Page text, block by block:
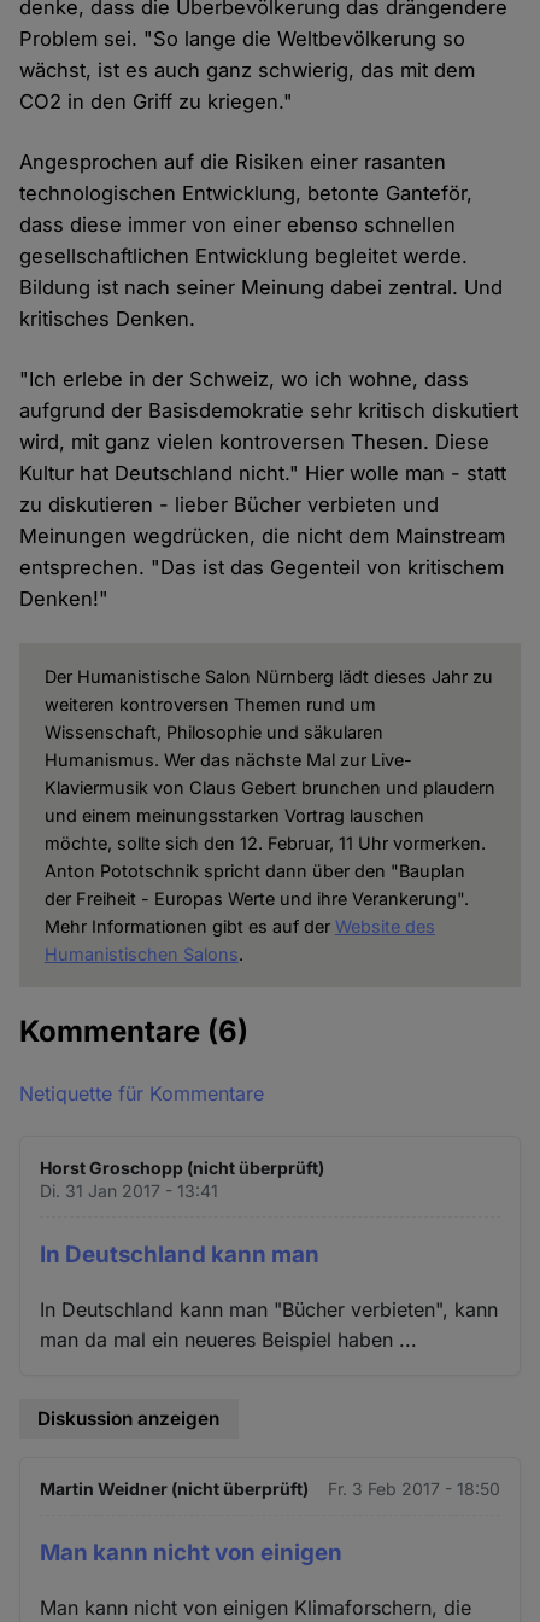
denke, dass die Überbevölkerung das drängendere
Problem sei. "So lange die Weltbevölkerung so
wächst, ist es auch ganz schwierig, das mit dem
CO2 in den Griff zu kriegen."
Angesprochen auf die Risiken einer rasanten
technologischen Entwicklung, betonte Ganteför,
dass diese immer von einer ebenso schnellen
gesellschaftlichen Entwicklung begleitet werde.
Bildung ist nach seiner Meinung dabei zentral. Und
kritisches Denken.
"Ich erlebe in der Schweiz, wo ich wohne, dass
aufgrund der Basisdemokratie sehr kritisch diskutiert
wird, mit ganz vielen kontroversen Thesen. Diese
Kultur hat Deutschland nicht." Hier wolle man - statt
zu diskutieren - lieber Bücher verbieten und
Meinungen wegdrücken, die nicht dem Mainstream
entsprechen. "Das ist das Gegenteil von kritischem
Denken!"
Der Humanistische Salon Nürnberg lädt dieses Jahr zu
weiteren kontroversen Themen rund um
Wissenschaft, Philosophie und säkularen
Humanismus. Wer das nächste Mal zur Live-
Klaviermusik von Claus Gebert brunchen und plaudern
und einem meinungsstarken Vortrag lauschen
möchte, sollte sich den 12. Februar, 11 Uhr vormerken.
Anton Pototschnik spricht dann über den "Bauplan
der Freiheit - Europas Werte und ihre Verankerung".
Mehr Informationen gibt es auf der Website des
Humanistischen Salons.
Kommentare (6)
Netiquette für Kommentare
Horst Groschopp (nicht überprüft)
Di. 31 Jan 2017 - 13:41
In Deutschland kann man
In Deutschland kann man "Bücher verbieten", kann
man da mal ein neueres Beispiel haben ...
Diskussion anzeigen
Martin Weidner (nicht überprüft) Fr. 3 Feb 2017 - 18:50
Man kann nicht von einigen
Man kann nicht von einigen Klimaforschern, die